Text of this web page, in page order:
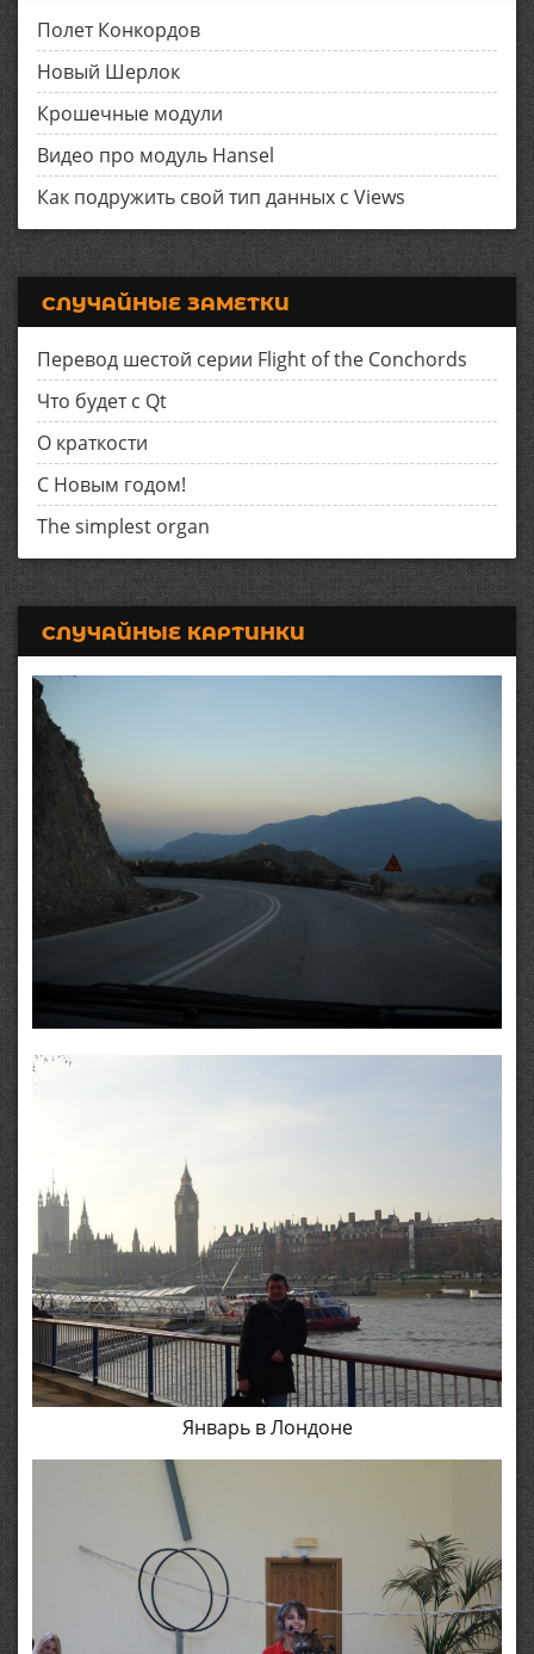
Полет Конкордов
Новый Шерлок
Крошечные модули
Видео про модуль Hansel
Как подружить свой тип данных с Views
СЛУЧАЙНЫЕ ЗАМЕТКИ
Перевод шестой серии Flight of the Conchords
Что будет с Qt
О краткости
С Новым годом!
The simplest organ
СЛУЧАЙНЫЕ КАРТИНКИ
Январь в Лондоне